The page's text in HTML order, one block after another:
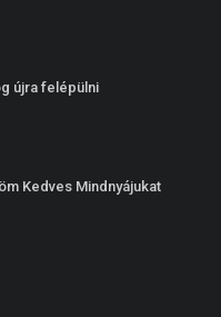
újra felépülni
Kedves Mindnyájukat